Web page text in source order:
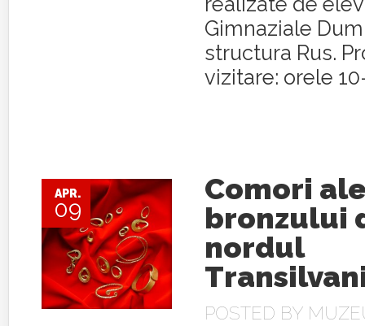
Gimnaziale
structura Rus.
vizitare: orele
APR.
09
Comori
bronzului
nordul
POSTED BY